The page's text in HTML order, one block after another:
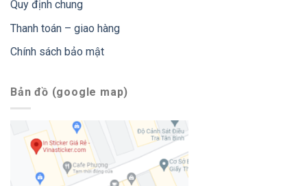
Quy định chung
Thanh toán – giao hàng
Chính sách bảo mật
Bản đồ (google map)